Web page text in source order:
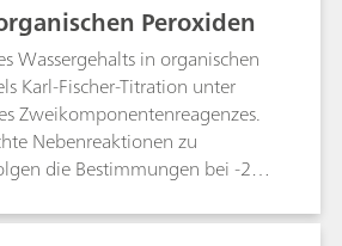
Peroxiden
Wassergehalts in organischen
Karl-Fischer-Titration unter
Zweikomponentenreagenzes.
Nebenreaktionen zu
die Bestimmungen bei -20